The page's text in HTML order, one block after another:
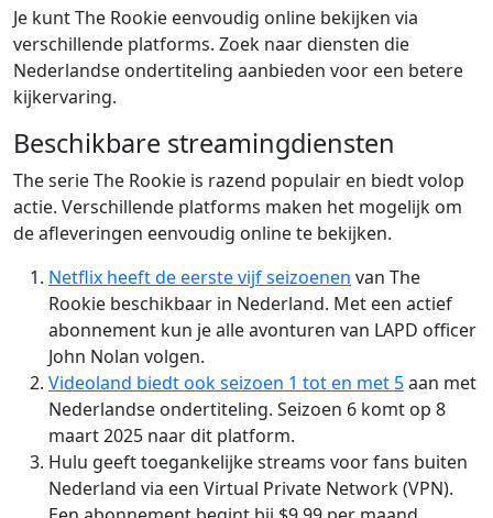
Je kunt The Rookie eenvoudig online bekijken via
verschillende platforms. Zoek naar diensten die
Nederlandse ondertiteling aanbieden voor een betere
kijkervaring.
Beschikbare streamingdiensten
The serie The Rookie is razend populair en biedt volop
actie. Verschillende platforms maken het mogelijk om
de afleveringen eenvoudig online te bekijken.
Netflix heeft de eerste vijf seizoenen van The
Rookie beschikbaar in Nederland. Met een actief
abonnement kun je alle avonturen van LAPD officer
John Nolan volgen.
Videoland biedt ook seizoen 1 tot en met 5aan met
Nederlandse ondertiteling. Seizoen 6 komt op 8
maart 2025 naar dit platform.
Hulu geeft toegankelijke streams voor fans buiten
Nederland via een Virtual Private Network (VPN).